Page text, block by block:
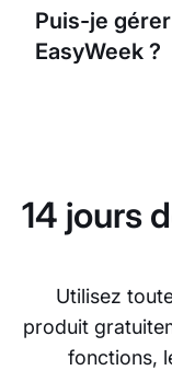
unique, c’est
flexible et
Puis-je
EasyWeek ?
14 jours
Utilisez
produit
fonctions,